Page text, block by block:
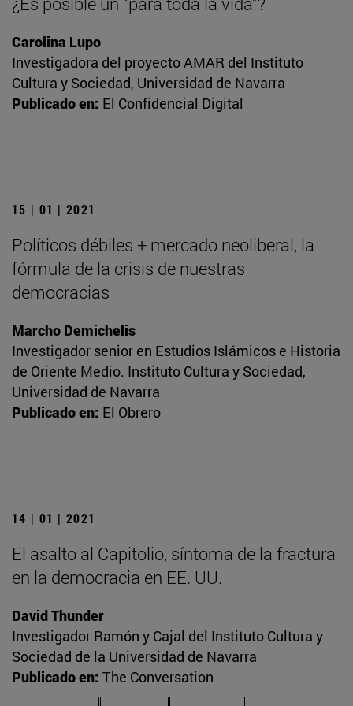
Carolina Lupo
Investigadora del proyecto AMAR del Instituto
Cultura y Sociedad, Universidad de Navarra
Publicado en: El Confidencial Digital
15 | 01 | 2021
Políticos débiles + mercado neoliberal, la
fórmula de la crisis de nuestras
democracias
Marcho Demichelis
Investigador senior en Estudios Islámicos e Historia
de Oriente Medio. Instituto Cultura y Sociedad,
Universidad de Navarra
Publicado en: El Obrero
14 | 01 | 2021
El asalto al Capitolio, síntoma de la fractura
en la democracia en EE. UU.
David Thunder
Investigador Ramón y Cajal del Instituto Cultura y
Sociedad de la Universidad de Navarra
Publicado en: The Conversation